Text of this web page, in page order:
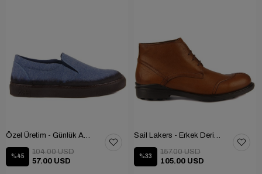
%45
57.00 USD
104.00 USD
%33
105.00 USD
157.00 USD